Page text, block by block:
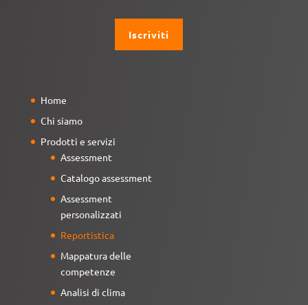
Home
Chi siamo
Prodotti e servizi
Assessment
Catalogo assessment
Assessment
personalizzati
Reportistica
Mappatura delle
competenze
Analisi di clima